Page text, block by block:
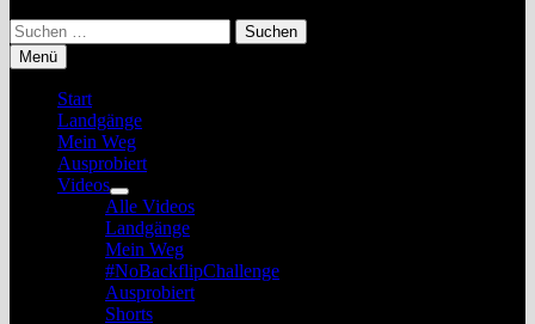
Suchen
nach:
Menü
Start
Landgänge
Mein Weg
Ausprobiert
Videos
Untermenü
anzeigen
Alle Videos
Landgänge
Mein Weg
#NoBackflipChallenge
Ausprobiert
Shorts